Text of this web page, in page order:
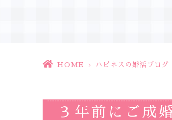
HOME > ハピネスの婚活ブログ
３年前にご成